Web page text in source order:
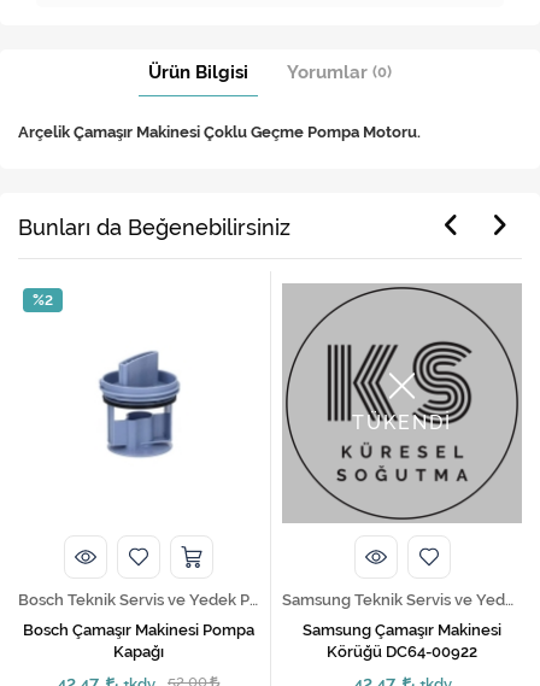
Ürün Bilgisi Yorumlar (0)
Arçelik Çamaşır Makinesi Çoklu Geçme Pompa Motoru.
Bunları da Beğenebilirsiniz
%2
Bosch Teknik Servis ve Yedek Parça Hizmetleri
Bosch Çamaşır Makinesi Pompa
Kapağı
52,00
TÜKENDİ
Samsung Teknik Servis ve Yedek Parça Hizmetleri
Samsung Çamaşır Makinesi
Körüğü DC64-00922